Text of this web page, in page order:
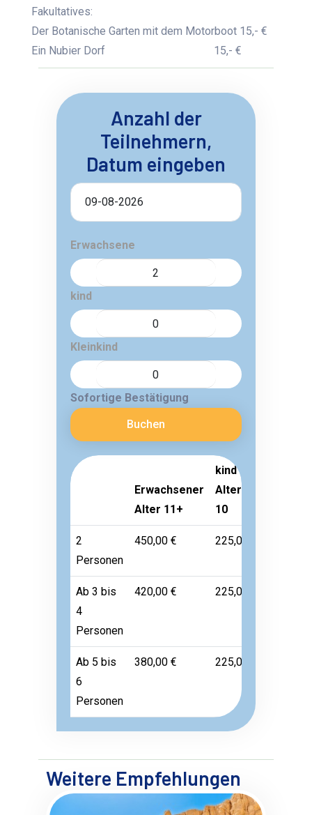
Fakultatives:
Der Botanische Garten mit dem Motorboot 15,- €
Ein Nubier Dorf
15,- €
Anzahl der
Teilnehmern,
Datum eingeben
Erwachsene
kind
Kleinkind
Sofortige Bestätigung
Buchen
Erwachsener
Alter 11+
kind
Alter 3-
10
2
Personen
450,00 € 225,00 €
Ab 3 bis
4
Personen
420,00 € 225,00 €
Ab 5 bis
6
Personen
380,00 € 225,00 €
Weitere Empfehlungen